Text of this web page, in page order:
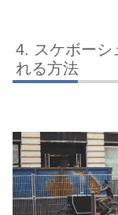
スケボー
れる方法